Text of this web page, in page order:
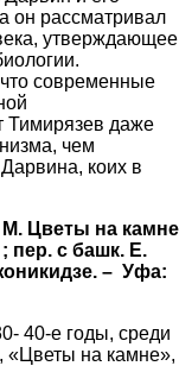
он рассматривал
утверждающее
современные
Тимирязев даже
чем
коих в
М. Цветы на камне
пер. с башк. Е.
– Уфа:
40-е годы, среди
«Цветы на камне»,